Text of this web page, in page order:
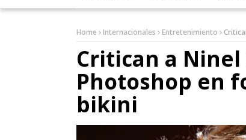
Home Internacionales Entretenimiento
Critican a
Photoshop en
bikini